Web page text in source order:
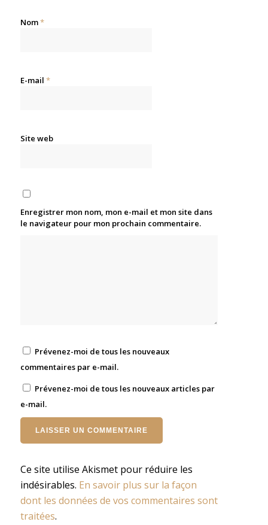
Nom*
E-mail *
Site web
Enregistrer mon nom, mon e-mail et mon site dans
le navigateur pour mon prochain commentaire.
Prévenez-moi de tous les nouveaux
commentaires par e-mail.
Prévenez-moi de tous les nouveaux articles par
e-mail.
Ce site utilise Akismet pour réduire les
indésirables. En savoir plus sur la façon
dont les données de vos commentaires sont
traitées.